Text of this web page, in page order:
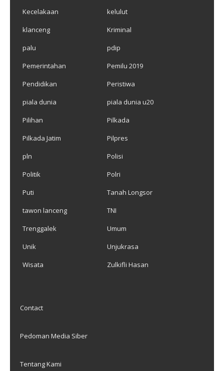
Kecelakaan
kelulut
klanceng
Kriminal
palu
pdip
Pemerintahan
Pemilu 2019
Pendidikan
Peristiwa
piala dunia
piala dunia u20
Pilihan
Pilkada
Pilkada Jatim
Pilpres
pln
Polisi
Politik
Polri
Puti
Tanah Longsor
tawon lanceng
TNI
Trenggalek
Umum
Unik
Unjukrasa
Wisata
Zulkifli Hasan
Contact
Pedoman Media Siber
Tentang Kami